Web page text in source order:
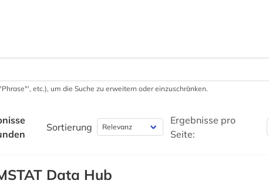
etc.), um die Suche zu erweitern oder einzuschränken.
Sortierung
Ergebnisse pro
Seite:
Data Hub